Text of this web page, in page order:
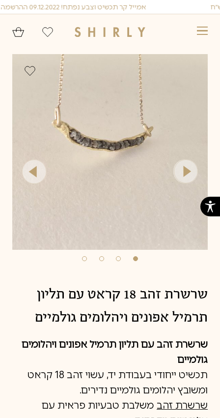
Skip
to
content
אמייל קר תכשיט וצבע נפתח! 09.12.2022 ההרשמה בעיצומה!
שרשרת זהב 18 קראט עם תליון
תרמיל אפונים ויהלומים גולמיים
שרשרת זהב עם תליון תרמיל אפונים ויהלומים
גולמיים
תכשיט ייחודי בעבודת יד, עשוי זהב 18 קראט
ומשובץ יהלומים גולמיים נדירים.
שרשרת זהב משלבת טבעיות פראית עם